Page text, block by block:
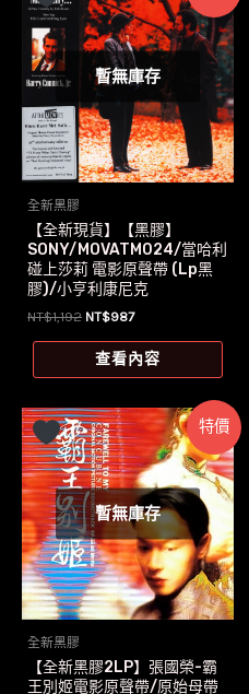
暫無庫存
全新黑膠
【全新現貨】【黑膠】
SONY/MOVATM024/當哈利
碰上莎莉 電影原聲帶 (Lp黑
膠)/小亨利康尼克
NT$1,192 原
價
格：
NT$987目
價
格：
查看內容
特價
暫無庫存
全新黑膠
【全新黑膠2LP】張國榮-霸
王別姬電影原聲帶/原始母帶